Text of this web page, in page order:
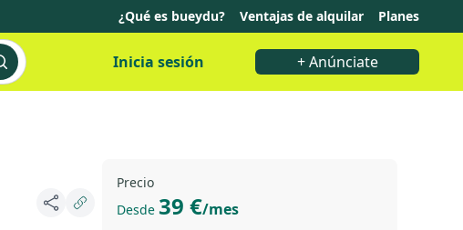
¿Qué es bueydu? Ventajas de alquilar Planes
Inicia sesión + Anúnciate
Precio
Desde 39 €/mes